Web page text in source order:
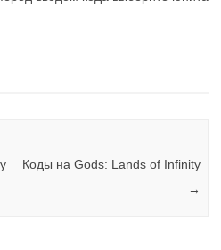
Коды на Gods: Lands of Infinity
→